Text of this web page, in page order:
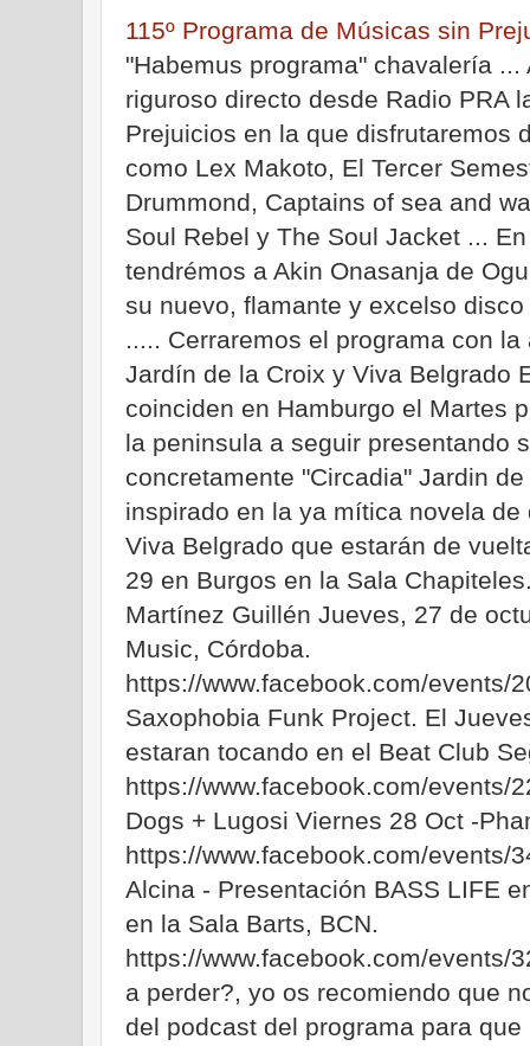
115º Programa de Músicas sin
"Habemus programa" chavalería
riguroso directo desde Radio PRA
Prejuicios en la que disfrutaremos
como Lex Makoto, El Tercer
Drummond, Captains of sea and
Soul Rebel y The Soul Jacket ...
tendrémos a Akin Onasanja de
su nuevo, flamante y excelso
..... Cerraremos el programa con
Jardín de la Croix y Viva Belgrado
coinciden en Hamburgo el Martes
la peninsula a seguir presentando
concretamente "Circadia" Jardin
inspirado en la ya mítica novela
Viva Belgrado que estarán de
29 en Burgos en la Sala
Martínez Guillén Jueves, 27 de
Music, Córdoba.
https://www.facebook.com/events/
Saxophobia Funk Project. El
estaran tocando en el Beat Club
https://www.facebook.com/events/
Dogs + Lugosi Viernes 28 Oct -
https://www.facebook.com/events/
Alcina - Presentación BASS LIFE
en la Sala Barts, BCN.
https://www.facebook.com/events/
a perder?, yo os recomiendo que
del podcast del programa para